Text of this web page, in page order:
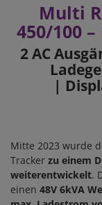
Multi
450/100
2 AC
|
Mitte 2023 wurde
Tracker zu einem
weiterentwickelt.
einen 48V 6kVA